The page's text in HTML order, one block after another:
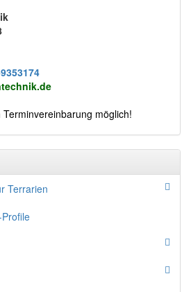
möglich!
Terrarien